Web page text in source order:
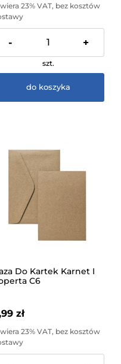
23% VAT, bez kosztów
- +
szt.
do koszyka
Do Kartek Karnet I
C6
zł
23% VAT, bez kosztów